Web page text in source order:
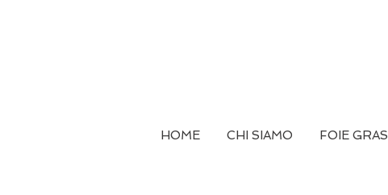
HOME CHI SIAMO FOIE GRAS